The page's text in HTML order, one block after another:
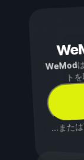
WeMod
ト
...または